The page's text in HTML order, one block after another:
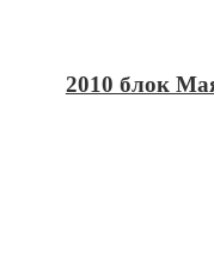
2010 блок